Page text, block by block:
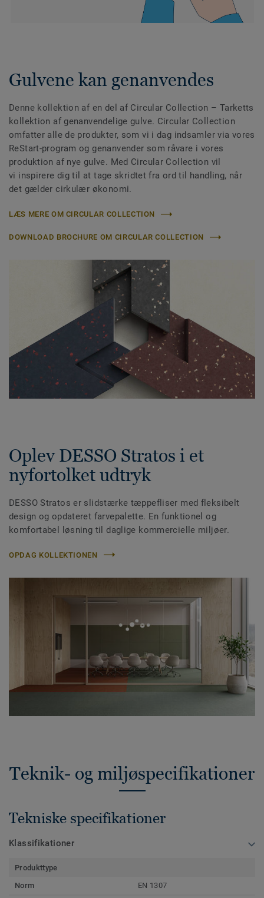
Gulvene kan genanvendes
Denne kollektion af en del af Circular Collection – Tarketts
kollektion af genanvendelige gulve. Circular Collection
omfatter alle de produkter, som vi i dag indsamler via vores
ReStart-program og genanvender som råvare i vores
produktion af nye gulve. Med Circular Collection vil
vi inspirere dig til at tage skridtet fra ord til handling, når
det gælder cirkulær økonomi.
LÆS MERE OM CIRCULAR COLLECTION
DOWNLOAD BROCHURE OM CIRCULAR COLLECTION
Oplev DESSO Stratos i et
nyfortolket udtryk
DESSO Stratos er slidstærke tæppefliser med fleksibelt
design og opdateret farvepalette. En funktionel og
komfortabel løsning til daglige kommercielle miljøer.
OPDAG KOLLEKTIONEN
Teknik- og miljøspecifikationer
Tekniske specifikationer
Klassifikationer
Produkttype
Norm
EN 1307